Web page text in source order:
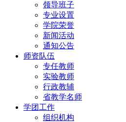
领导班子
专业设置
学院荣誉
新闻活动
通知公告
师资队伍
专任教师
实验教师
行政教辅
省教学名师
学团工作
组织机构